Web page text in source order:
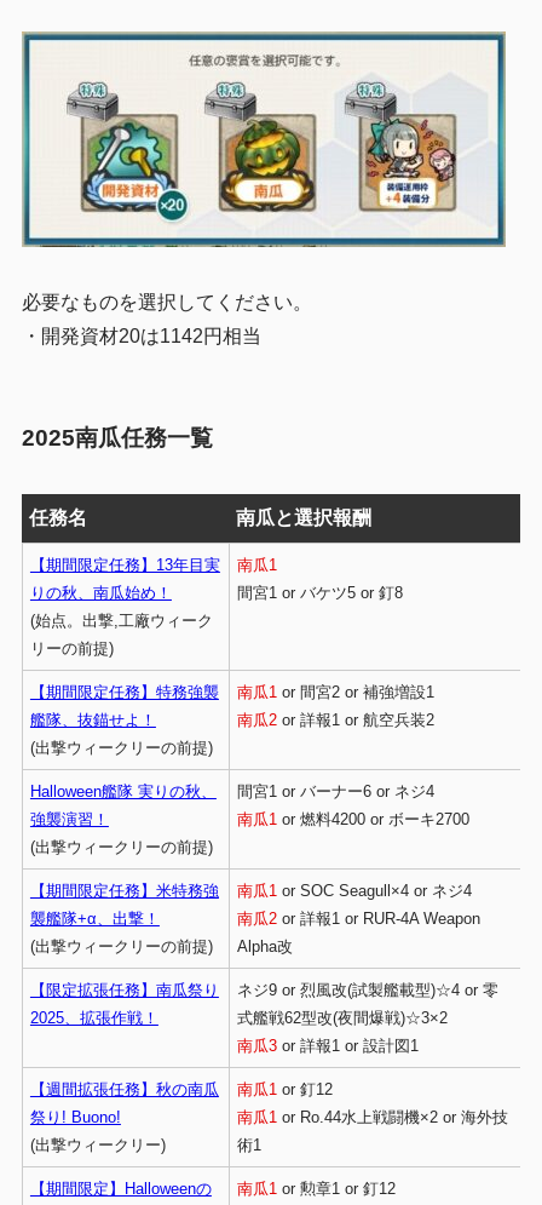
必要なものを選択してください。
・開発資材20は1142円相当
2025南瓜任務一覧
任務名 南瓜と選択報酬
【期間限定任務】13年目実
りの秋、南瓜始め！
(始点。出撃,工廠ウィーク
リーの前提)
南瓜1
間宮1 or バケツ5 or 釘8
【期間限定任務】特務強襲
艦隊、抜錨せよ！
(出撃ウィークリーの前提)
南瓜1 or 間宮2 or 補強増設1
南瓜2or 詳報1 or 航空兵装2
Halloween艦隊 実りの秋、
強襲演習！
(出撃ウィークリーの前提)
間宮1 or バーナー6 or ネジ4
南瓜1 or 燃料4200 or ボーキ2700
【期間限定任務】米特務強
襲艦隊+α、出撃！
(出撃ウィークリーの前提)
南瓜1 or SOC Seagull×4 or ネジ4
南瓜2or 詳報1 or RUR-4A Weapon
Alpha改
【限定拡張任務】南瓜祭り
2025、拡張作戦！
ネジ9 or 烈風改(試製艦載型)☆4 or 零
式艦戦62型改(夜間爆戦)☆3×2
南瓜3or 詳報1 or 設計図1
【週間拡張任務】秋の南瓜
祭り! Buono!
(出撃ウィークリー)
南瓜1 or 釘12
南瓜1 or Ro.44水上戦闘機×2 or 海外技
術1
【期間限定】Halloweenの
南瓜1 or 勲章1 or 釘12